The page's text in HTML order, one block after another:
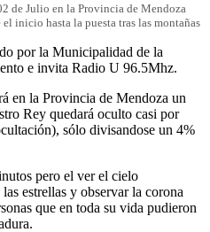
de Julio en la Provincia de Mendoza
inicio hasta la puesta tras las montañas
por la Municipalidad de la
e invita Radio U 96.5Mhz.
en la Provincia de Mendoza un
Rey quedará oculto casi por
sólo divisandose un 4%
pero el ver el cielo
estrellas y observar la corona
que en toda su vida pudieron